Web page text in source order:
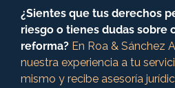
¿Sientes que tus derechos
riesgo o tienes dudas sobre
reforma? En Roa & Sánchez
nuestra experiencia a tu
mismo y recibe asesoría